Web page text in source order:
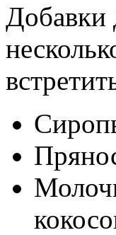
Добавки